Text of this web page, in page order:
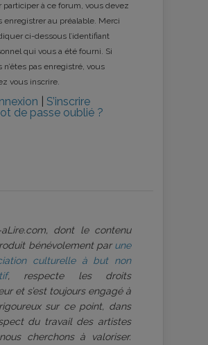
participer à ce forum, vous devez
enregistrer au préalable. Merci
ci-dessous l’identifiant
qui vous a été fourni. Si
n’êtes pas enregistré, vous
vous inscrire.
S’inscrire
de passe oublié ?
aLire.com, dont le contenu
bénévolement par une
culturelle à but non
, respecte les droits
et s’est toujours engagé à
sur ce point, dans
du travail des artistes
cherchons à valoriser.